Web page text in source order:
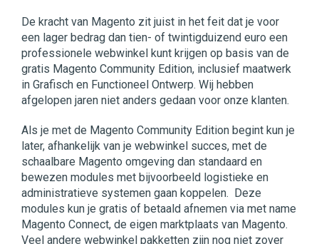
De kracht van Magento zit juist in het feit dat je voor
een lager bedrag dan tien- of twintigduizend euro een
professionele webwinkel kunt krijgen op basis van de
gratis Magento Community Edition, inclusief maatwerk
in Grafisch en Functioneel Ontwerp. Wij hebben
afgelopen jaren niet anders gedaan voor onze klanten.
Als je met de Magento Community Edition begint kun je
later, afhankelijk van je webwinkel succes, met de
schaalbare Magento omgeving dan standaard en
bewezen modules met bijvoorbeeld logistieke en
administratieve systemen gaan koppelen. Deze
modules kun je gratis of betaald afnemen via met name
Magento Connect, de eigen marktplaats van Magento.
Veel andere webwinkel pakketten zijn nog niet zover